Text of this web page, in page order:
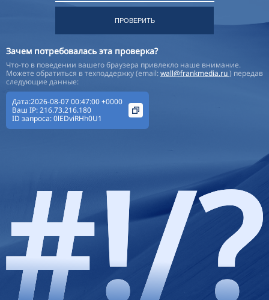
ПРОВЕРИТЬ
Зачем потребовалась эта проверка?
Что-то в поведении вашего браузера привлекло наше внимание.
Можете обратиться в техподдержку (email:wall@frankmedia.ru) передав
следующие данные:
Дата:2026-08-07 00:47:00 +0000
Ваш IP:216.73.216.180
ID запроса:0lEDviRHh0U1